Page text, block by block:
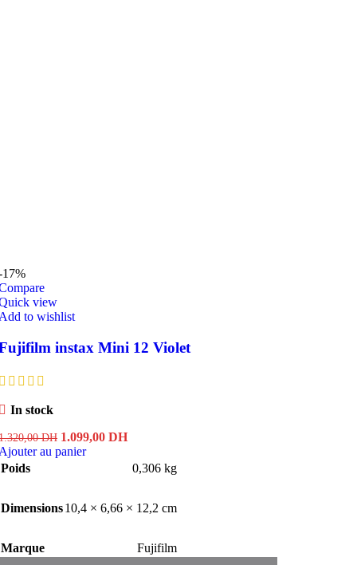
17%
view
to wishlist
instax Mini 12 Violet
In stock
DH Le
prix
1.099,00 DHLe
actuel
au panier
Poids
0,306 kg
Dimensions10,4 × 6,66 × 12,2 cm
Marque Fujifilm